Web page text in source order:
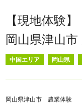
【現地体験】
岡山県津山市
中国エリア 岡山県
岡山県津山市 農業体験